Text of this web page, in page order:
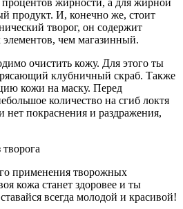
продукт. И, конечно же, стоит
творог, он содержит
чем магазинный.
очистить кожу. Для этого ты
клубничный скраб. Также
кожи на маску. Перед
количество на сгиб локтя
покраснения и раздражения,
применения творожных
кожа станет здоровее и ты
всегда молодой и красивой!